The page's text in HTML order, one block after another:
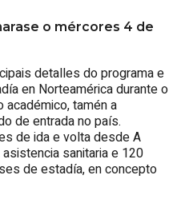
o mércores 4 de
detalles do programa e
en Norteamérica durante o
tamén a
de entrada no país.
de ida e volta desde A
sanitaria e 120
de estadía, en concepto